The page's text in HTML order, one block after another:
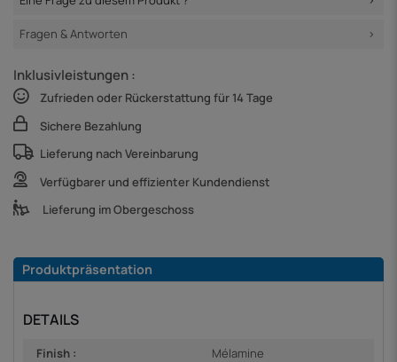
Fragen & Antworten
Inklusivleistungen :
Zufrieden oder Rückerstattung für 14 Tage
Sichere Bezahlung
Lieferung nach Vereinbarung
Verfügbarer und effizienter Kundendienst
Lieferung im Obergeschoss
Produktpräsentation
DETAILS
Finish :
Mélamine